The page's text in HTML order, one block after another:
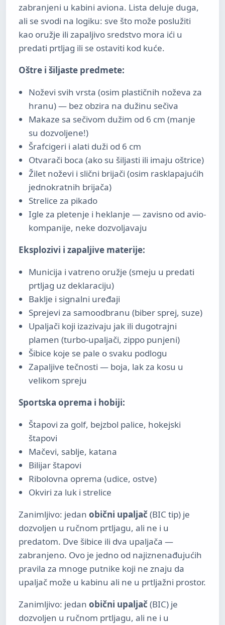
zabranjeni u kabini aviona. Lista deluje duga,
ali se svodi na logiku: sve što može poslužiti
kao oružje ili zapaljivo sredstvo mora ići u
predati prtljag ili se ostaviti kod kuće.
Oštre i šiljaste predmete:
Noževi svih vrsta (osim plastičnih noževa za
hranu) — bez obzira na dužinu sečiva
Makaze sa sečivom dužim od 6 cm (manje
su dozvoljene!)
Šrafcigeri i alati duži od 6 cm
Otvarači boca (ako su šiljasti ili imaju oštrice)
Žilet noževi i slični brijači (osim rasklapajućih
jednokratnih brijača)
Strelice za pikado
Igle za pletenje i heklanje — zavisno od avio-
kompanije, neke dozvoljavaju
Eksplozivi i zapaljive materije:
Municija i vatreno oružje (smeju u predati
prtljag uz deklaraciju)
Baklje i signalni uređaji
Sprejevi za samoodbranu (biber sprej, suze)
Upaljači koji izazivaju jak ili dugotrajni
plamen (turbo-upaljači, zippo punjeni)
Šibice koje se pale o svaku podlogu
Zapaljive tečnosti — boja, lak za kosu u
velikom spreju
Sportska oprema i hobiji:
Štapovi za golf, bejzbol palice, hokejski
štapovi
Mačevi, sablje, katana
Bilijar štapovi
Ribolovna oprema (udice, ostve)
Okviri za luk i strelice
Zanimljivo: jedan obični upaljač(BIC tip) je
dozvoljen u ručnom prtljagu, ali ne i u
predatom. Dve šibice ili dva upaljača —
zabranjeno. Ovo je jedno od najiznenađujućih
pravila za mnoge putnike koji ne znaju da
upaljač može u kabinu ali ne u prtljažni prostor.
Zanimljivo: jedan obični upaljač(BIC) je
dozvoljen u ručnom prtljagu, ali ne i u